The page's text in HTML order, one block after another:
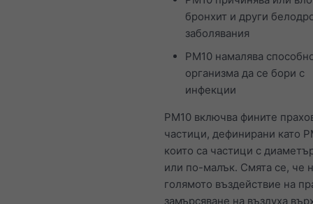
бронхит и други
заболявания
PM10 намалява
организма да се бори с
инфекции
PM10 включва фините
частици, дефинирани като
които са частици с
или по-малък. Смята се, че
голямото въздействие на
замърсяване на въздуха